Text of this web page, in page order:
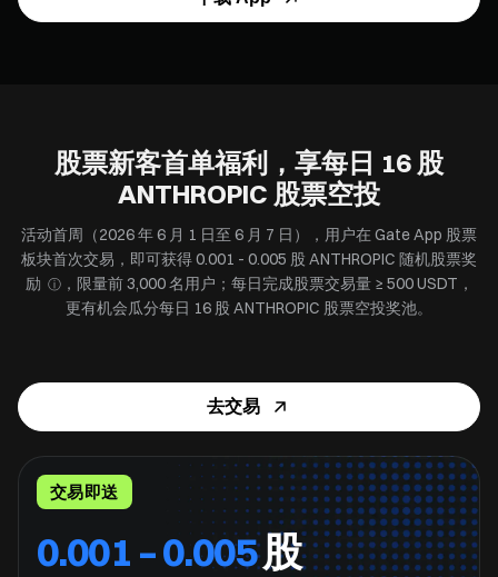
股票新客首单福利，享每日 16 股
ANTHROPIC 股票空投
活动首周（2026 年 6 月 1 日至 6 月 7 日），用户在 Gate App 股票
板块首次交易，即可获得 0.001 - 0.005 股 ANTHROPIC 随机股票奖
励 ⓘ，限量前 3,000 名用户；每日完成股票交易量 ≥ 500 USDT，
更有机会瓜分每日 16 股 ANTHROPIC 股票空投奖池。
去交易
交易即送
0.001 – 0.005股